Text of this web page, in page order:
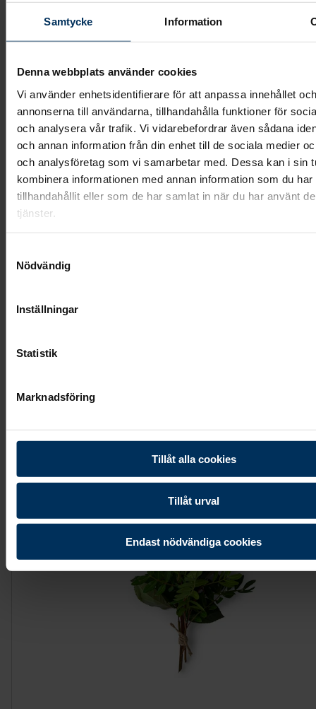
Samtycke Information
Denna webbplats använder cookies
Vi använder enhetsidentifierare för att anpassa innehållet och
annonserna till användarna, tillhandahålla funktioner för
och analysera vår trafik. Vi vidarebefordrar även sådana
och annan information från din enhet till de sociala medier
och analysföretag som vi samarbetar med. Dessa kan i sin
kombinera informationen med annan information som du har
tillhandahållit eller som de har samlat in när du har använt
tjänster.
Nödvändig
Inställningar
Statistik
Marknadsföring
Tillåt alla cookies
Tillåt urval
Endast nödvändiga cookies
Visa mer